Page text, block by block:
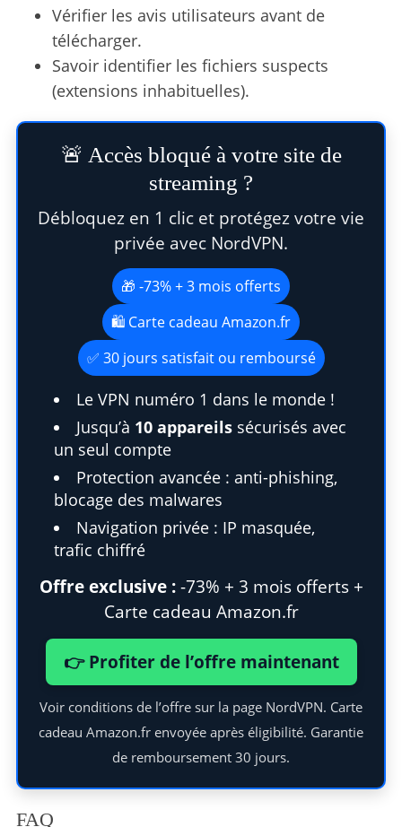
Vérifier les avis utilisateurs avant de
télécharger.
Savoir identifier les fichiers suspects
(extensions inhabituelles).
🚨 Accès bloqué à votre site de
streaming ?
Débloquez en 1 clic et protégez votre vie
privée avec NordVPN.
🎁 -73% + 3 mois offerts
🛍️ Carte cadeau Amazon.fr
✅ 30 jours satisfait ou remboursé
Le VPN numéro 1 dans le monde !
Jusqu’à 10 appareilssécurisés avec
un seul compte
Protection avancée : anti-phishing,
blocage des malwares
Navigation privée : IP masquée,
trafic chiffré
Offre exclusive :-73% + 3 mois offerts +
Carte cadeau Amazon.fr
👉 Profiter de l’offre maintenant
Voir conditions de l’offre sur la page NordVPN. Carte
cadeau Amazon.fr envoyée après éligibilité. Garantie
de remboursement 30 jours.
FAQ
e
a
r
h
f
o
r